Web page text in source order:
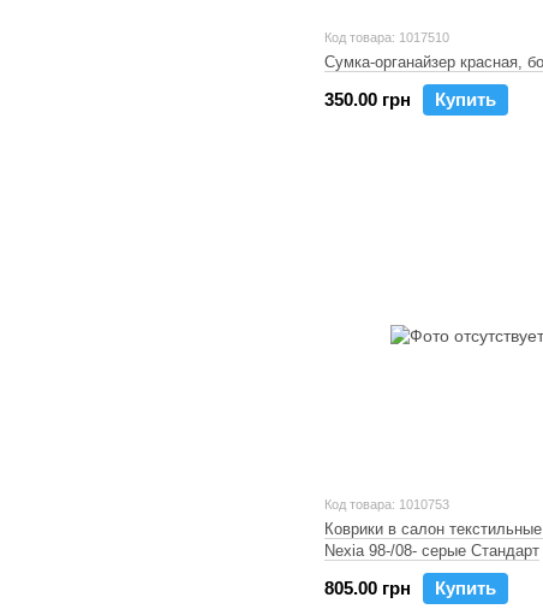
Код товара: 1017510
Сумка-органайзер красная,
350.00 грн Купить
Код товара: 1010753
Коврики в салон
Nexia 98-/08- серые Стандарт
805.00 грн Купить